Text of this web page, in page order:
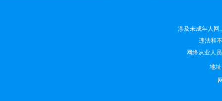
涉及未成年人网
违法和
网络从业人
地